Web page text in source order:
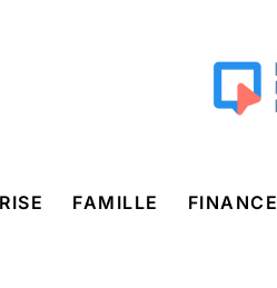
FAMILLE FINANCE